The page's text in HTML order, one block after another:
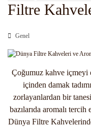
Filtre
Genel
Çoğumuz kahve içmeyi
içinden damak
zorlayanlardan bir
bazılarıda aromalı
Dünya Filtre